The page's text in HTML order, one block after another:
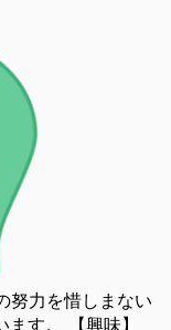
努力を惜しまない
す。 【興味】